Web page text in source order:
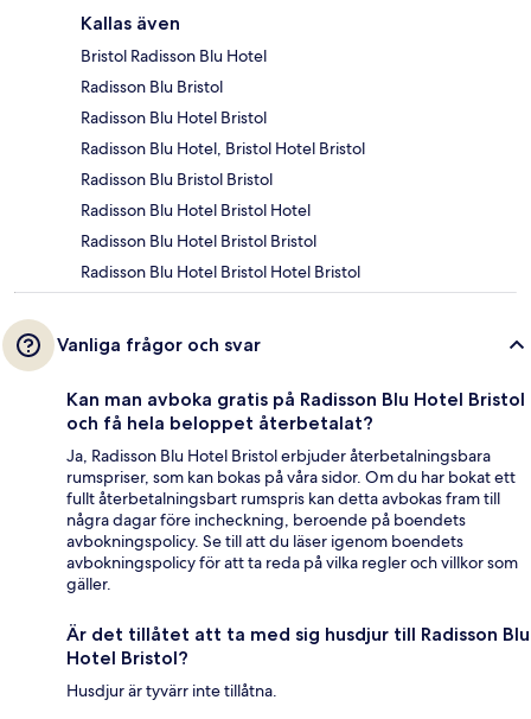
Kallas även
Bristol Radisson Blu Hotel
Radisson Blu Bristol
Radisson Blu Hotel Bristol
Radisson Blu Hotel, Bristol Hotel Bristol
Radisson Blu Bristol Bristol
Radisson Blu Hotel Bristol Hotel
Radisson Blu Hotel Bristol Bristol
Radisson Blu Hotel Bristol Hotel Bristol
Vanliga frågor och svar
Kan man avboka gratis på Radisson Blu Hotel Bristol
och få hela beloppet återbetalat?
Ja, Radisson Blu Hotel Bristol erbjuder återbetalningsbara
rumspriser, som kan bokas på våra sidor. Om du har bokat ett
fullt återbetalningsbart rumspris kan detta avbokas fram till
några dagar före incheckning, beroende på boendets
avbokningspolicy. Se till att du läser igenom boendets
avbokningspolicy för att ta reda på vilka regler och villkor som
gäller.
Är det tillåtet att ta med sig husdjur till Radisson Blu
Hotel Bristol?
Husdjur är tyvärr inte tillåtna.